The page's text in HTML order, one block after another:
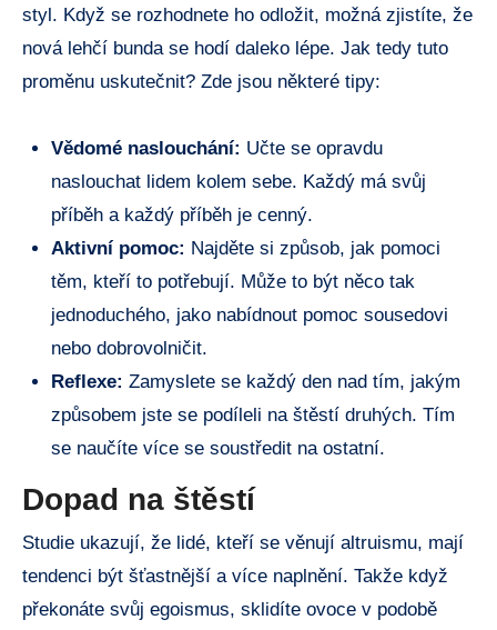
styl. Když se rozhodnete ho odložit, možná zjistíte, že
nová lehčí bunda se hodí daleko lépe. Jak tedy tuto
proměnu uskutečnit? Zde jsou některé tipy:
Vědomé naslouchání: Učte se opravdu
naslouchat lidem kolem sebe. Každý má svůj
příběh a každý příběh je cenný.
Aktivní pomoc: Najděte si způsob, jak pomoci
těm, kteří to potřebují. Může to být něco tak
jednoduchého, jako nabídnout pomoc sousedovi
nebo dobrovolničit.
Reflexe: Zamyslete se každý den nad tím, jakým
způsobem jste se podíleli na štěstí druhých. Tím
se naučíte více se soustředit na ostatní.
Dopad na štěstí
Studie ukazují, že lidé, kteří se věnují altruismu, mají
tendenci být šťastnější a více naplnění. Takže když
překonáte svůj egoismus, sklidíte ovoce v podobě